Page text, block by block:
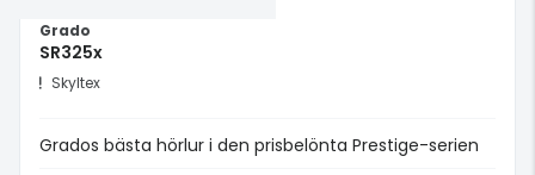
Grado
SR325x
Skyltex
Grados bästa hörlur i den prisbelönta Prestige-serien